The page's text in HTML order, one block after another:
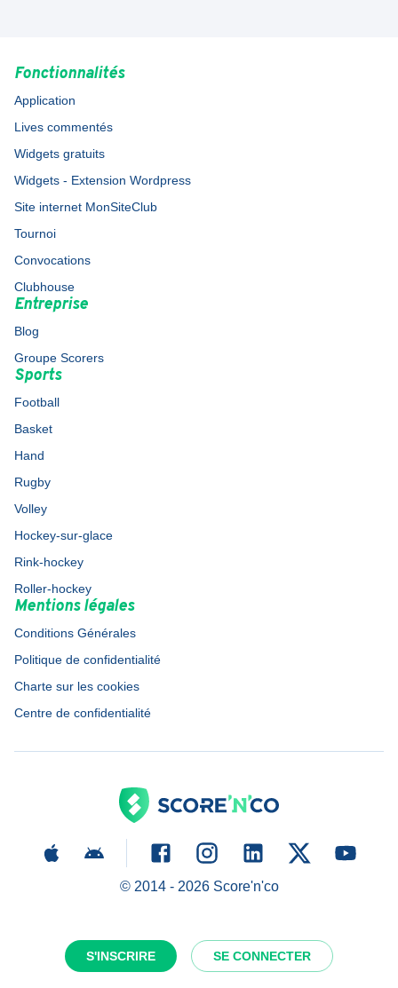
S'INSCRIRE SE CONNECTER
Fonctionnalités
Application
Lives commentés
Widgets gratuits
Widgets - Extension Wordpress
Site internet MonSiteClub
Tournoi
Convocations
Clubhouse
Entreprise
Blog
Groupe Scorers
Sports
Football
Basket
Hand
Rugby
Volley
Hockey-sur-glace
Rink-hockey
Roller-hockey
Mentions légales
Conditions Générales
Politique de confidentialité
Charte sur les cookies
Centre de confidentialité
© 2014 - 2026Score'n'co